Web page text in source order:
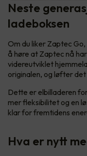
Neste
ladeboksen
Om du liker Zaptec
å høre at Zaptec nå
videreutviklet
originalen, og løfter
Dette er elbilladeren
mer fleksibilitet og en
klar for fremtidens
Hva er nytt